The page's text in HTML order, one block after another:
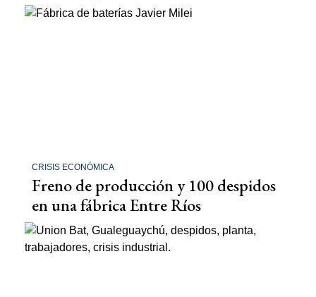
CRISIS ECONÓMICA
Freno de producción y 100 despidos
en una fábrica Entre Ríos